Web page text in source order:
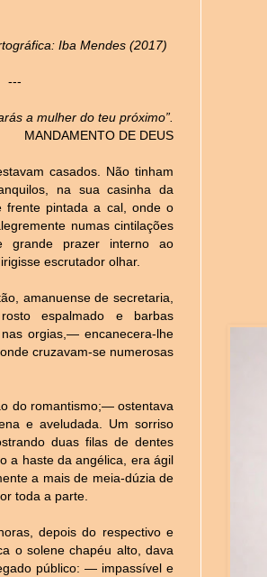
Iba Mendes (2017)
---
a mulher do teu próximo”.
MANDAMENTO DE DEUS
casados. Não tinham
na sua casinha da
frente pintada a cal, onde o
numas cintilações
prazer interno ao
escrutador olhar.
amanuense de secretaria,
espalmado e barbas
orgias,— encanecera-lhe
cruzavam-se numerosas
do romantismo;— ostentava
e aveludada. Um sorriso
duas filas de dentes
a haste da angélica, era ágil
a mais de meia-dúzia de
toda a parte.
depois do respectivo e
o solene chapéu alto, dava
público: — impassível e